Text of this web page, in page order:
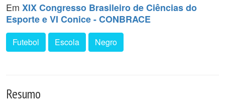
Em XIX Congresso Brasileiro de Ciências do
Esporte e VI Conice - CONBRACE
Futebol Escola Negro
Resumo